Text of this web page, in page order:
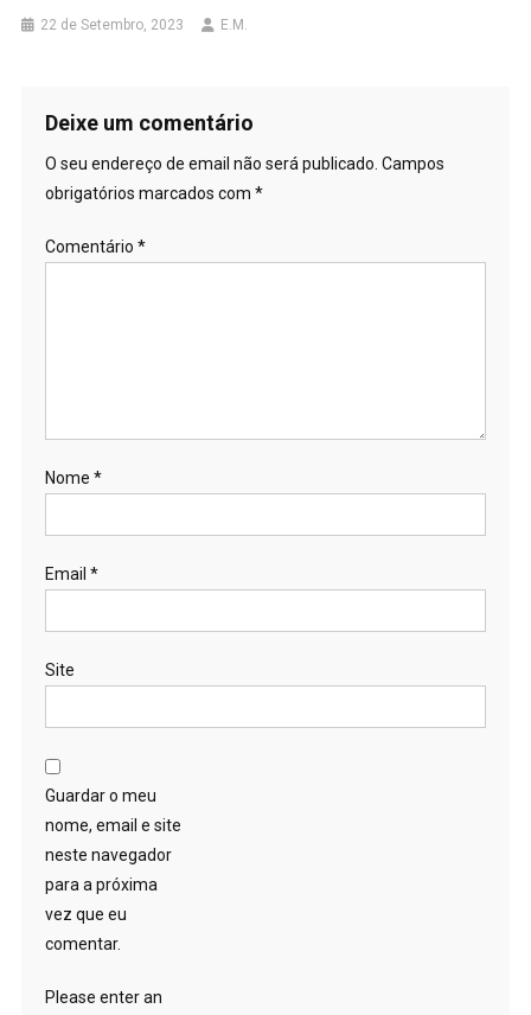
22 de Setembro, 2023 E.M.
Deixe um comentário
O seu endereço de email não será publicado. Campos
obrigatórios marcados com *
Comentário *
Nome *
Email *
Site
Guardar o meu
nome, email e site
neste navegador
para a próxima
vez que eu
comentar.
Please enter an